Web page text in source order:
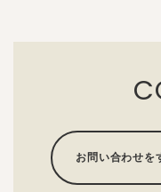
お問い合わせを